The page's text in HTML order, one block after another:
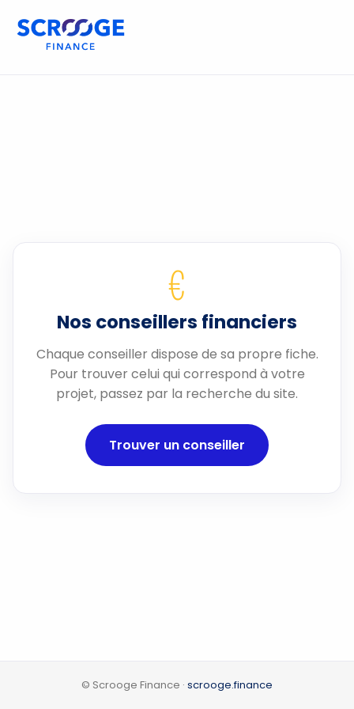
€
Nos conseillers financiers
Chaque conseiller dispose de sa propre fiche.
Pour trouver celui qui correspond à votre
projet, passez par la recherche du site.
Trouver un conseiller
© Scrooge Finance · scrooge.finance